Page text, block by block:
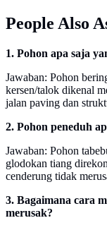
People Also
1. Pohon apa saja
Jawaban: Pohon
kersen/talok dikenal
jalan paving dan
2. Pohon peneduh
Jawaban: Pohon
glodokan tiang
cenderung tidak
3. Bagaimana cara
merusak?